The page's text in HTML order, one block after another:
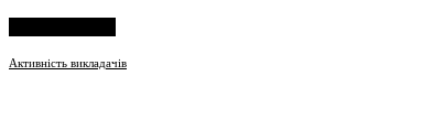
Активність викладачів